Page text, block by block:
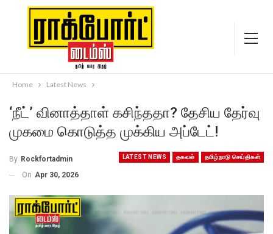
Home Latest News
‘நீட்’ வினாத்தாள் கசிந்ததா? தேசிய தேர்வு
முகமை கொடுத்த முக்கிய அப்டேட்!
LATEST NEWS தகவல் தமிழ்நாடு செய்திகள்
By Rockfortadmin
On Apr 30, 2026